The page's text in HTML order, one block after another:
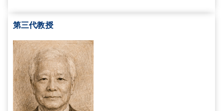
第三代教授